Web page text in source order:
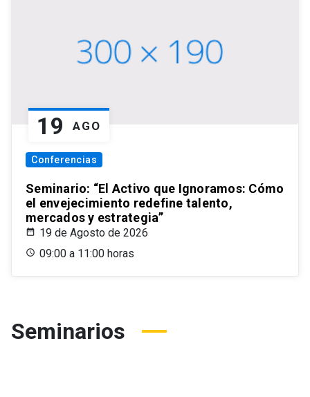
19 AGO
Conferencias
Seminario: “El Activo que Ignoramos: Cómo
el envejecimiento redefine talento,
mercados y estrategia”
19 de Agosto de 2026
09:00 a 11:00 horas
Seminarios